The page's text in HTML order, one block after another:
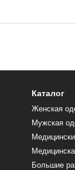
Каталог
Женская
Мужская
Большие